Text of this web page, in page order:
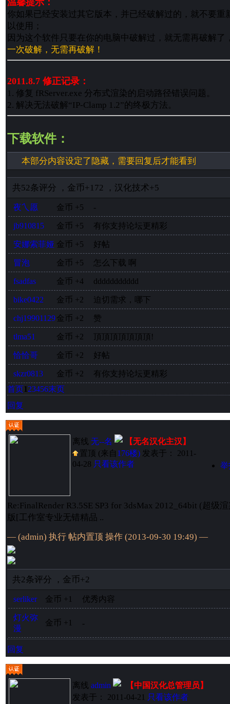
你如果已经安装过其它版本，并已经破解过的，就不要重
以使用；
因为这个软件只要在你的电脑中破解过，就无需再破解
一次破解，无需再破解！
2011.8.7 修正记录：
1. 修复 fRServer.exe 分布式渲染的启动路径错误问题。
2. 解决无法破解“IP-Clamp 1.2”的终极方法。
下载软件：
本部分内容设定了隐藏，需要回复后才能看到
共52条评分 ， 金币+172 ， 汉化技术+5
夜乀愿 金币 +5 -
jb910815 金币 +5 有你支持论坛更精彩
安娜索菲娅 金币 +5 好帖
冒泡 金币 +5 怎么下载 啊
fsadfas 金币 +4 ddddddddddd
bike0422 金币 +2 迫切需求，哪下
chj19901129金币 +2 赞
tlma51 金币 +2 頂頂頂頂頂頂頂!
恰恰哥 金币 +2 好帖
skzr0813 金币 +2
有你支持论坛更精彩
首页1 23456末页
回复
离线 无--名
【无名汉化主汉】
置顶 (来自 176楼) 发表于： 2011-
04-28 只看该作者 举
Re:FinalRender R3.5SE SP3 for 3dsMax 2012_64bit (超级
版[工作室专业无错精品 ..
— (admin) 执行 帖内置顶 操作 (2013-09-30 19:49) —
共2条评分 ， 金币+2
serliker 金币 +1 优秀内容
灯火弥
漫
金币 +1 -
回复
离线 admin
【中国汉化总管理员】
发表于： 2011-04-21 只看该作者